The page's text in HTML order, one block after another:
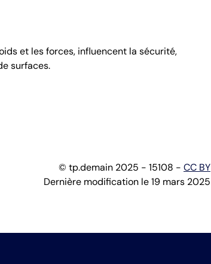
et les forces, influencent la sécurité,
surfaces.
© tp.demain 2025 - 15108 - CC BY
Dernière modification le 19 mars 2025